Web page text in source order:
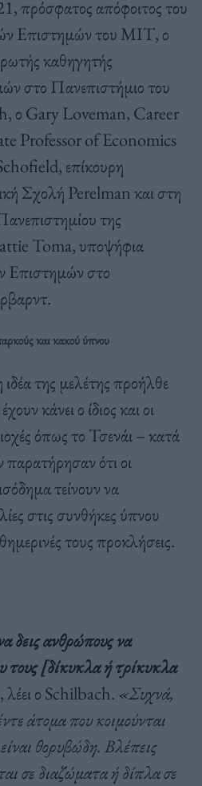
πρόσφατος απόφοιτος του
Επιστημών του ΜΙΤ, ο
καθηγητής
στο Πανεπιστήμιο του
ο Gary Loveman, Career
Professor of Economics
επίκουρη
Σχολή Perelman και στη
της
Toma, υποψήφια
Επιστημών στο
και κακού ύπνου
της μελέτης προήλθε
κάνει ο ίδιος και οι
όπως το Τσενάι – κατά
παρατήρησαν ότι οι
τείνουν να
στις συνθήκες ύπνου
τους προκλήσεις.
δεις ανθρώπους να
τους [δίκυκλα ή τρίκυκλα
, λέει ο Schilbach. «Συχνά,
άτομα που κοιμούνται
θορυβώδη. Βλέπεις
σε διαζώματα ή δίπλα σε